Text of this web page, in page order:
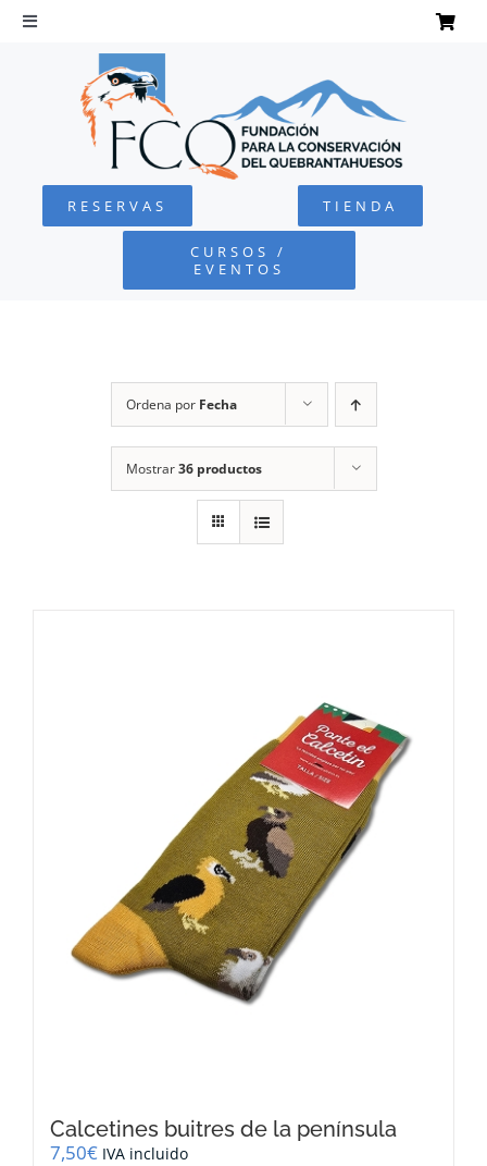
Saltar
Toggle
Navigation
QUEBRANTAHUESOS
FUNDACIÓN
RESERVAS TIENDA
CURSOS /
EVENTOS
Ordena por Fecha
Mostrar36 productos
Calcetines buitres de la península
7,50€ IVA incluido